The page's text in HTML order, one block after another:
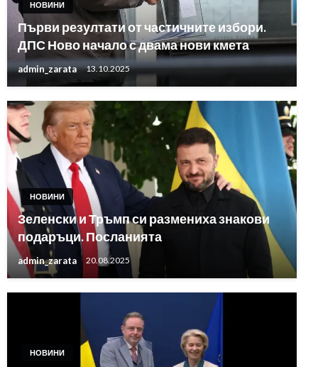
НОВИНИ
Първи резултати от частичните избори.
ДПС Ново начало с двама нови кмета
admin_zarata 13.10.2025
НОВИНИ
Зеленски и Тръмп си размениха знакови
подаръци. Посланията
admin_zarata 20.08.2025
НОВИНИ